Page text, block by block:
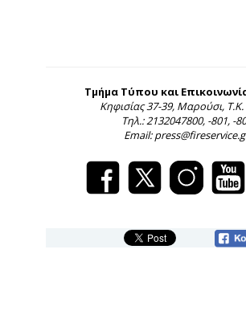
Τμήμα Τύπου και
Κηφισίας 37-39, Μαρούσι, Τ.Κ.
Τηλ.: 2132047800, -801, -
Email: